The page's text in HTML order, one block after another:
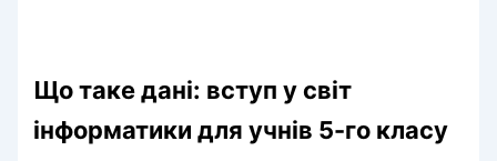
Що таке дані: вступ у світ
інформатики для учнів 5-го класу